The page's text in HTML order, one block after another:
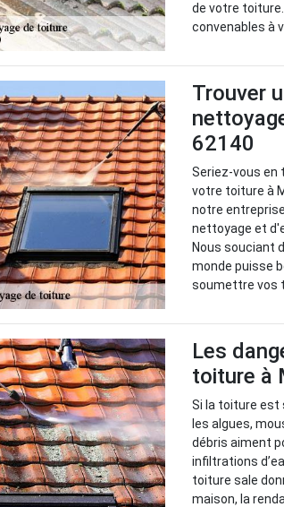
de votre
convenables à
Trouver
62140
Seriez-vous en
votre toiture à
notre
nettoyage et
Nous souciant
monde puisse
soumettre vos
Les
toiture à
Si la toiture est
les algues,
débris aiment
infiltrations
toiture sale
maison, la